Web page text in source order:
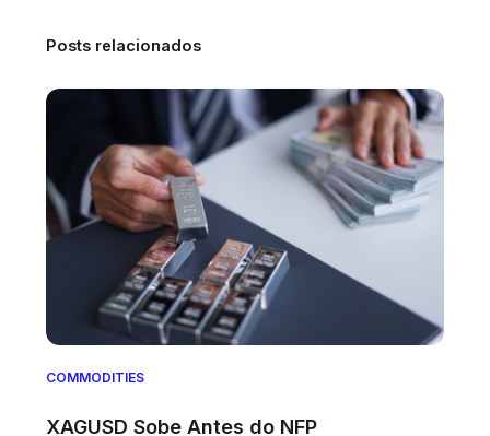
Posts relacionados
COMMODITIES
XAGUSD Sobe Antes do NFP